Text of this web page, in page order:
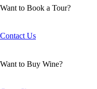
Want to Book a Tour?
Contact Us
Want to Buy Wine?